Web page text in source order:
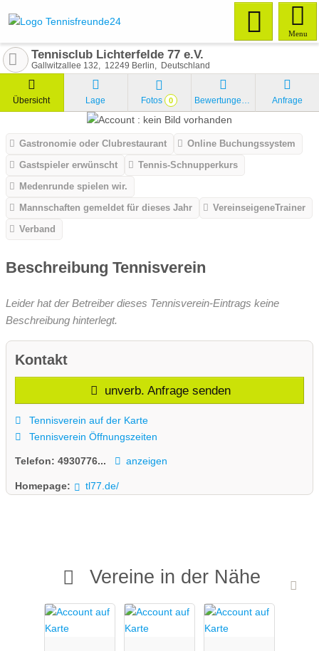
Menu
Tennisclub Lichterfelde 77 e.V.
Gallwitzallee 132 12249 Berlin Deutschland
Übersicht Lage Fotos 0 Bewertungen Anfrage
Gastronomie oder Clubrestaurant
Online Buchungssystem
Gastspieler erwünscht
Tennis-Schnupperkurs
Medenrunde spielen wir.
Mannschaften gemeldet für dieses Jahr
VereinseigeneTrainer
Verband
Beschreibung Tennisverein
Leider hat der Betreiber dieses Tennisverein-Eintrags keine
Beschreibung hinterlegt.
Kontakt
unverb. Anfrage senden
Tennisverein auf der Karte
Tennisverein Öffnungszeiten
Telefon: 4930776... anzeigen
Homepage: tl77.de/
Vereine in der Nähe